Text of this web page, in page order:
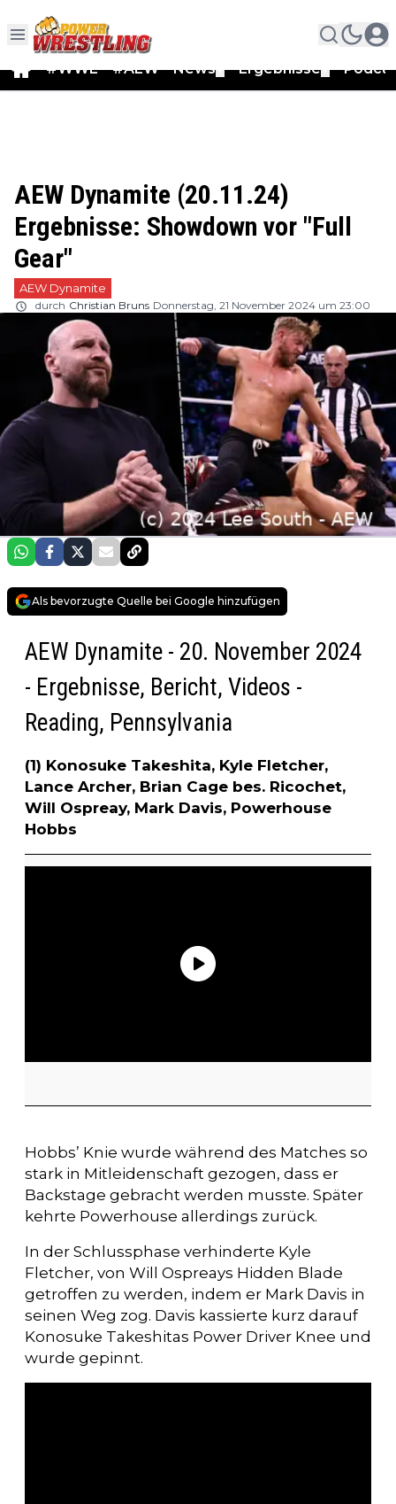
#WWE #AEW News Ergebnisse
AEW Dynamite (20.11.24)
Ergebnisse: Showdown vor "Full
Gear"
AEW Dynamite
durch Christian Bruns Donnerstag, 21 November 2024 um 23:00
Als bevorzugte Quelle bei Google hinzufügen
AEW Dynamite - 20. November 2024
- Ergebnisse, Bericht, Videos -
Reading, Pennsylvania
(1) Konosuke Takeshita, Kyle Fletcher,
Lance Archer, Brian Cage bes. Ricochet,
Will Ospreay, Mark Davis, Powerhouse
Hobbs
Hobbs’ Knie wurde während des Matches so
stark in Mitleidenschaft gezogen, dass er
Backstage gebracht werden musste. Später
kehrte Powerhouse allerdings zurück.
In der Schlussphase verhinderte Kyle
Fletcher, von Will Ospreays Hidden Blade
getroffen zu werden, indem er Mark Davis in
seinen Weg zog. Davis kassierte kurz darauf
Konosuke Takeshitas Power Driver Knee und
wurde gepinnt.